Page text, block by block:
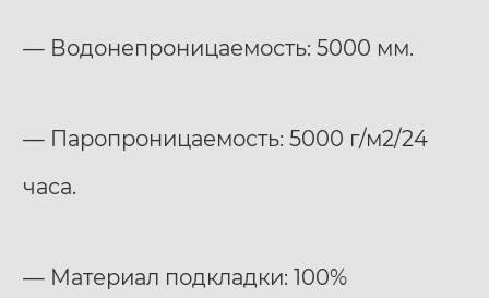
— Водонепроницаемость: 5000 мм.
— Паропроницаемость: 5000 г/м2/24
часа.
— Материал подкладки: 100%